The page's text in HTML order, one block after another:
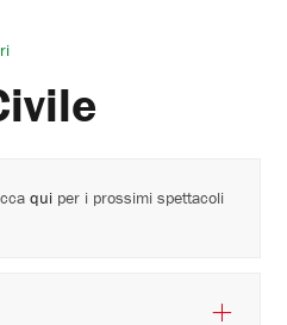
qui per i prossimi spettacoli